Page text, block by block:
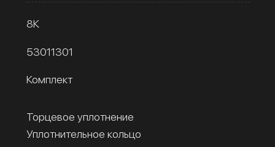
8К
53011301
Комплект
Торцевое уплотнение
Уплотнительное кольцо